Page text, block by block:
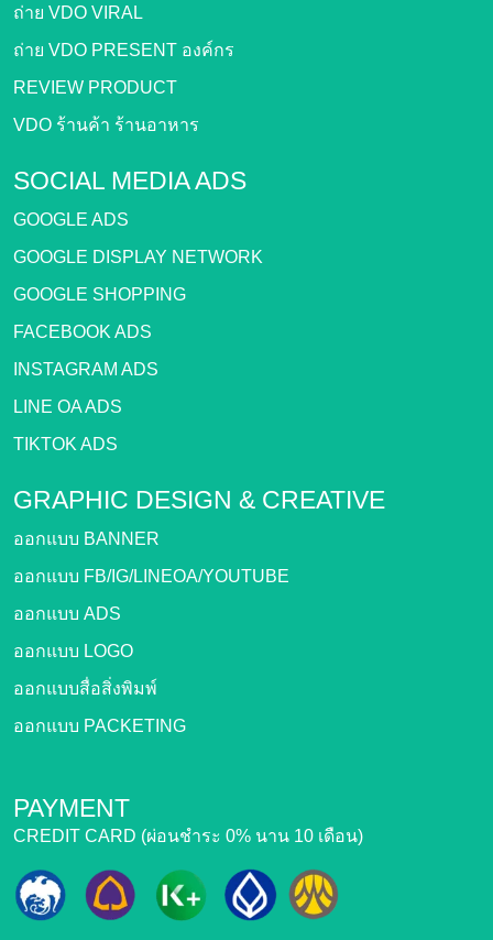
ถ่าย VDO VIRAL
ถ่าย VDO PRESENT องค์กร
REVIEW PRODUCT
VDO ร้านค้า ร้านอาหาร
SOCIAL MEDIA ADS
GOOGLE ADS
GOOGLE DISPLAY NETWORK
GOOGLE SHOPPING
FACEBOOK ADS
INSTAGRAM ADS
LINE OA ADS
TIKTOK ADS
GRAPHIC DESIGN & CREATIVE
ออกแบบ BANNER
ออกแบบ FB/IG/LINEOA/YOUTUBE
ออกแบบ ADS
ออกแบบ LOGO
ออกแบบสื่อสิ่งพิมพ์
ออกแบบ PACKETING
PAYMENT
CREDIT CARD (ผ่อนชำระ 0% นาน 10 เดือน)